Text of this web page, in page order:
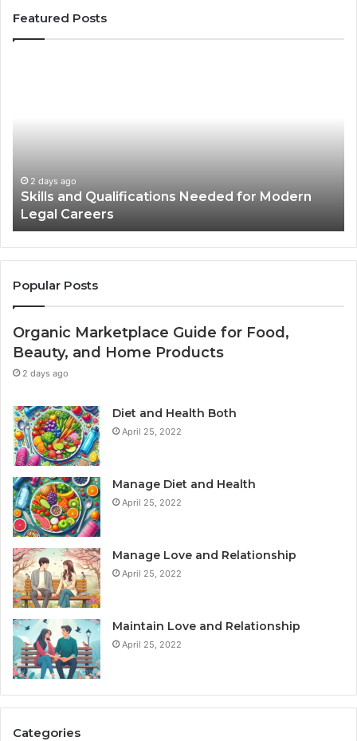
Featured Posts
Careers
2 days ago
Skills and Qualifications Needed for Modern
Legal Careers
Popular Posts
Organic Marketplace Guide for Food,
Beauty, and Home Products
2 days ago
Diet and Health Both
April 25, 2022
Manage Diet and Health
April 25, 2022
Manage Love and Relationship
April 25, 2022
Maintain Love and Relationship
April 25, 2022
Categories